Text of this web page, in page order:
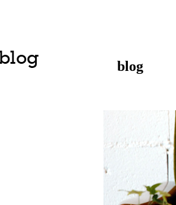
blog